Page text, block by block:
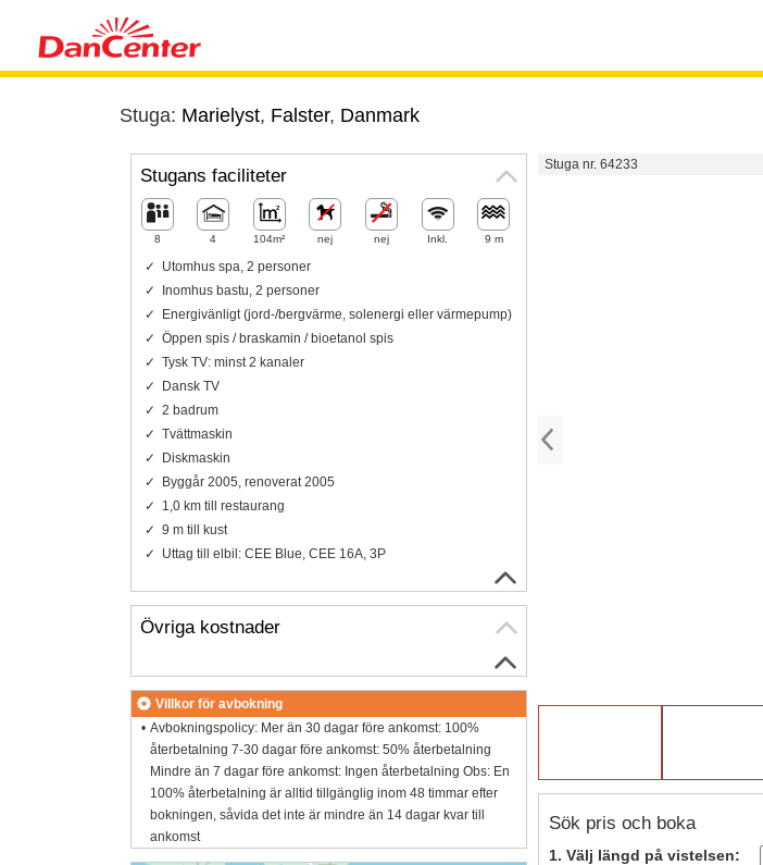
Stuga: Marielyst, Falster, Danmark
Stuga nr. 64233
Sök pris och boka
1. Välj längd på vistelsen:
Stugans faciliteter
8 4 104m² nej nej Inkl. 9 m
Utomhus spa, 2 personer
Inomhus bastu, 2 personer
Energivänligt (jord-/bergvärme, solenergi eller värmepump)
Öppen spis / braskamin / bioetanol spis
Tysk TV: minst 2 kanaler
Dansk TV
2 badrum
Tvättmaskin
Diskmaskin
Byggår 2005, renoverat 2005
1,0 km till restaurang
9 m till kust
Uttag till elbil: CEE Blue, CEE 16A, 3P
Övriga kostnader
Villkor för avbokning
Avbokningspolicy: Mer än 30 dagar före ankomst: 100%
återbetalning 7-30 dagar före ankomst: 50% återbetalning
Mindre än 7 dagar före ankomst: Ingen återbetalning Obs: En
100% återbetalning är alltid tillgänglig inom 48 timmar efter
bokningen, såvida det inte är mindre än 14 dagar kvar till
ankomst